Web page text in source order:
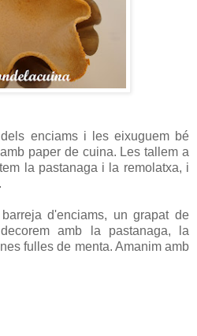
enciams i les eixuguem bé
paper de cuina. Les tallem a
la pastanaga i la remolatxa, i
d'enciams, un grapat de
amb la pastanaga, la
fulles de menta. Amanim amb